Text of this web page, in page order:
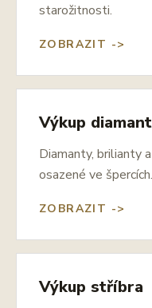
starožitnosti.
ZOBRAZIT ->
Výkup
Diamanty, brilianty
osazené ve špercích.
ZOBRAZIT ->
Výkup stříbra